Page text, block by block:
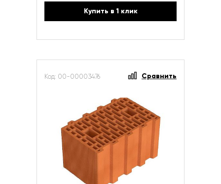
Купить в 1 клик
Код: 00-00003476 Сравнить